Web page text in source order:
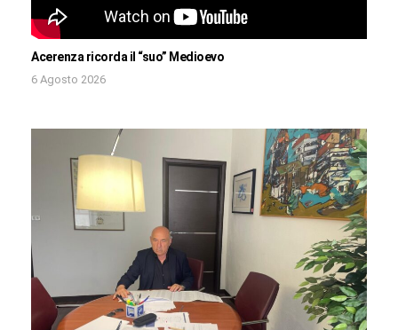
Acerenza ricorda il “suo” Medioevo
6 Agosto 2026